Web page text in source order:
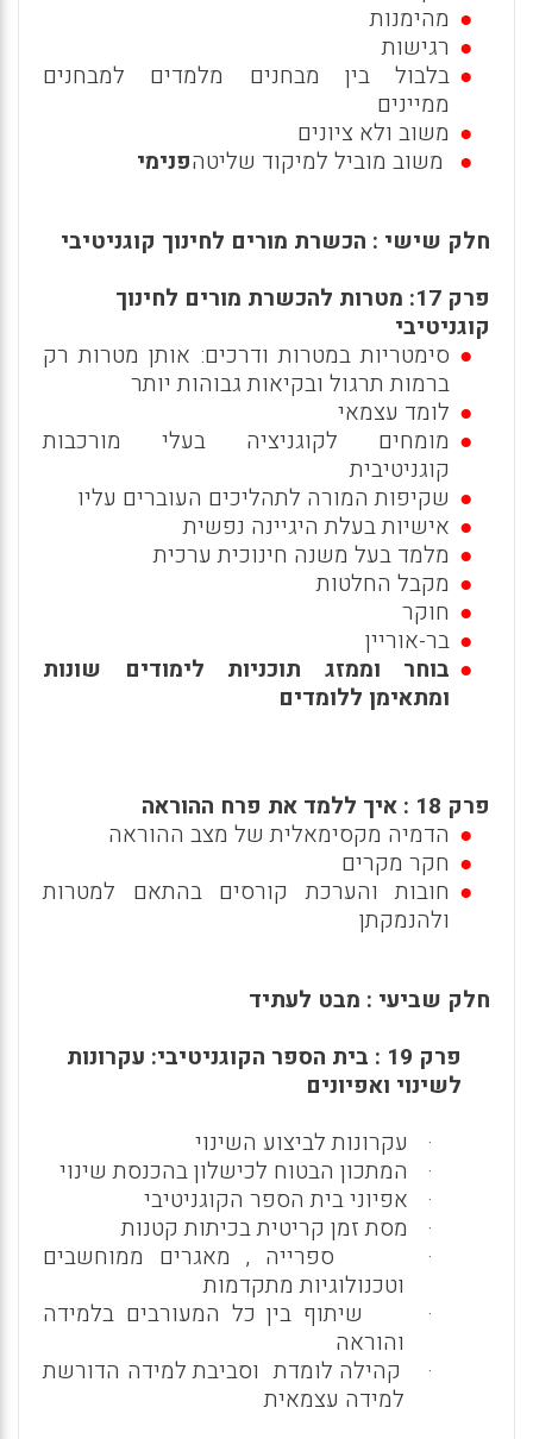
מהימנות
רגישות
בלבול בין מבחנים מלמדים למבחנים
ממיינים
משוב ולא ציונים
משוב מוביל למיקוד שליטהפנימי
חלק שישי : הכשרת מורים לחינוך קוגניטיבי
פרק 17: מטרות להכשרת מורים לחינוך
קוגניטיבי
סימטריות במטרות ודרכים: אותן מטרות רק
ברמות תרגול ובקיאות גבוהות יותר
לומד עצמאי
מומחים לקוגניציה בעלי מורכבות
קוגניטיבית
שקיפות המורה לתהליכים העוברים עליו
אישיות בעלת היגיינה נפשית
מלמד בעל משנה חינוכית ערכית
מקבל החלטות
חוקר
בר-אוריין
בוחר וממזג תוכניות לימודים שונות
ומתאימן ללומדים
פרק 18 : איך ללמד את פרח ההוראה
הדמיה מקסימאלית של מצב ההוראה
חקר מקרים
חובות והערכת קורסים בהתאם למטרות
ולהנמקתן
חלק שביעי : מבט לעתיד
פרק 19 : בית הספר הקוגניטיבי: עקרונות
לשינוי ואפיונים
·
עקרונות לביצוע השינוי
·
המתכון הבטוח לכישלון בהכנסת שינוי
·
אפיוני בית הספר הקוגניטיבי
·
מסת זמן קריטית בכיתות קטנות
·
ספרייה , מאגרים ממוחשבים
וטכנולוגיות מתקדמות
·
שיתוף בין כל המעורבים בלמידה
והוראה
·
קהילה לומדת וסביבת למידה הדורשת
למידה עצמאית